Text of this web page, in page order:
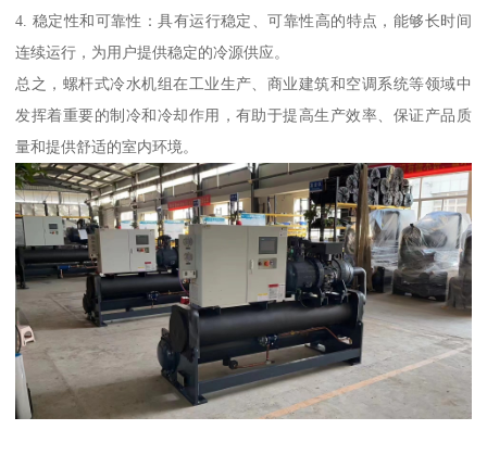
4. 稳定性和可靠性：具有运行稳定、可靠性高的特点，能够长时间
连续运行，为用户提供稳定的冷源供应。
总之，螺杆式冷水机组在工业生产、商业建筑和空调系统等领域中
发挥着重要的制冷和冷却作用，有助于提高生产效率、保证产品质
量和提供舒适的室内环境。